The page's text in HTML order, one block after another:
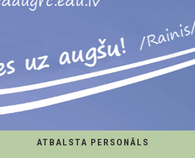
ATBALSTA PERSONĀLS